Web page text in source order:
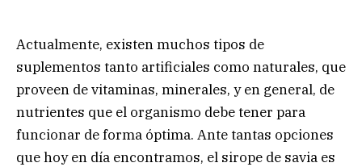
Actualmente, existen muchos tipos de
suplementos tanto artificiales como naturales, que
proveen de vitaminas, minerales, y en general, de
nutrientes que el organismo debe tener para
funcionar de forma óptima. Ante tantas opciones
que hoy en día encontramos, el sirope de savia es